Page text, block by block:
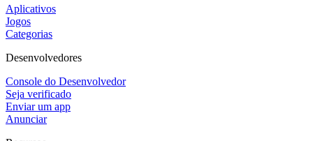
Aplicativos
Jogos
Categorias
Desenvolvedores
Console do Desenvolvedor
Seja verificado
Enviar um app
Anunciar